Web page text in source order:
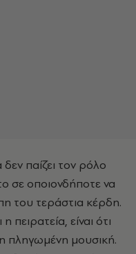
παίζει τον ρόλο
σε οποιονδήποτε να
του τεράστια κέρδη.
πειρατεία, είναι ότι
πληγωμένη μουσική.